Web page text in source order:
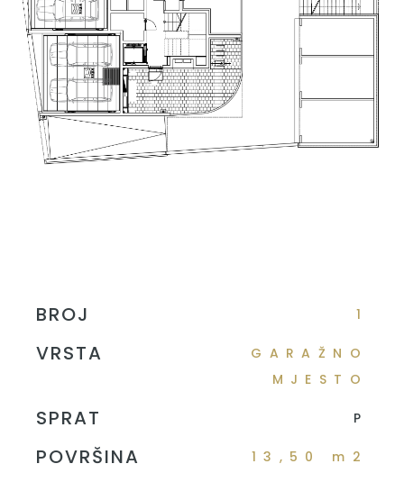
BROJ 1
VRSTA
GARAŽNO
MJESTO
SPRAT P
POVRŠINA 13,50 m2